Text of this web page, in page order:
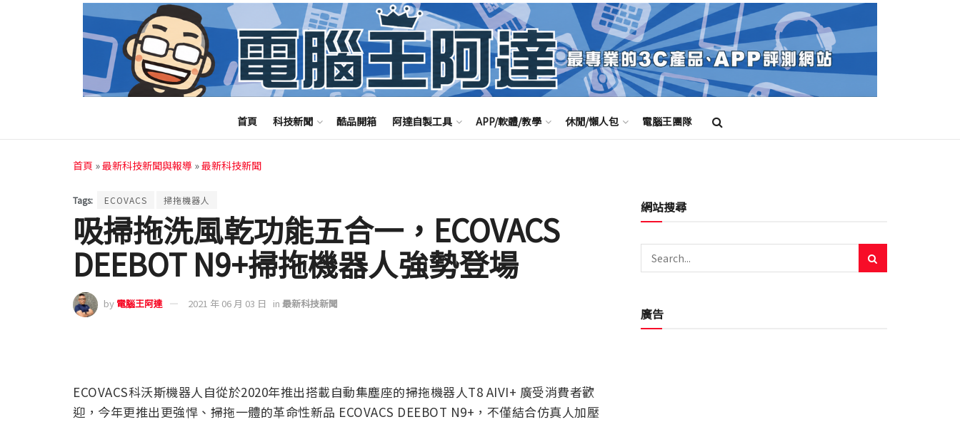
首頁 科技新聞 酷品開箱 阿達自製工具 APP/軟體/教學 休閒/懶人包 電腦王團隊
首頁 »最新科技新聞與報導 »最新科技新聞
Tags: ECOVACS 掃拖機器人
吸掃拖洗風乾功能五合一，ECOVACS
DEEBOT N9+掃拖機器人強勢登場
by 電腦王阿達 2021 年 06 月 03 日 in 最新科技新聞
ECOVACS科沃斯機器人自從於2020年推出搭載自動集塵座的掃拖機器人T8 AIVI+ 廣受消費者歡
迎，今年更推出更強悍、掃拖一體的革命性新品 ECOVACS DEEBOT N9+，不僅結合仿真人加壓
網站搜尋
廣告